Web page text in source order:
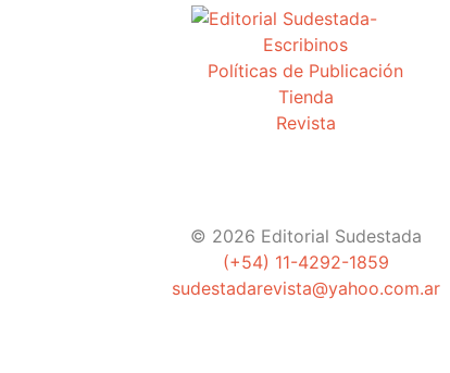
Escribinos
Políticas de Publicación
Tienda
Revista
© 2026 Editorial Sudestada
(+54) 11-4292-1859
sudestadarevista@yahoo.com.ar